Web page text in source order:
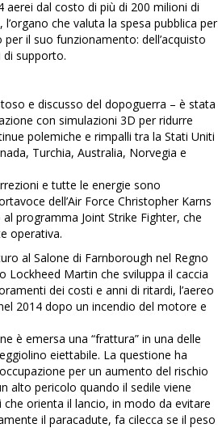
dal costo di più di 200 milioni di
che valuta la spesa pubblica per
il suo funzionamento: dell’acquisto
di supporto.
e discusso del dopoguerra – è stata
con simulazioni 3D per ridurre
polemiche e rimpalli tra la Stati Uniti
Turchia, Australia, Norvegia e
e tutte le energie sono
dell’Air Force Christopher Karns
programma Joint Strike Fighter, che
operativa.
al Salone di Farnborough nel Regno
Lockheed Martin che sviluppa il caccia
dei costi e anni di ritardi, l’aereo
2014 dopo un incendio del motore e
è emersa una “frattura” in una delle
eiettabile. La questione ha
per un aumento del rischio
alto pericolo quando il sedile viene
orienta il lancio, in modo da evitare
il paracadute, fa cilecca se il peso